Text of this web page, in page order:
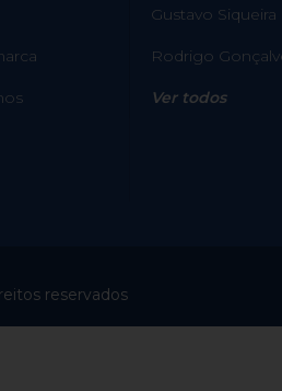
Gustavo Siqueira
Rodrigo
Ver todos
reservados